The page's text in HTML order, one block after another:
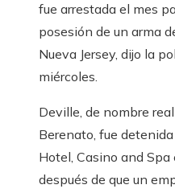
fue arrestada el mes
posesión de un arma
Nueva Jersey, dijo la
miércoles.
Deville, de nombre
Berenato, fue
Hotel, Casino and
después de que un